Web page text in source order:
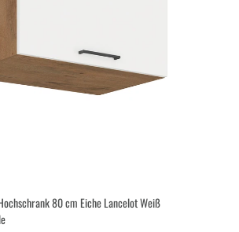
80 cm Eiche Lancelot Weiß